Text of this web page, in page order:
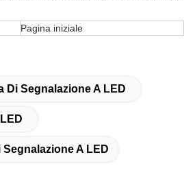
Pagina iniziale
Di Segnalazione A LED
A LED